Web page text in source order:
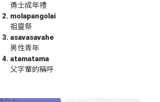
勇士成年禮
molapangolai
祖靈祭
asavasavahe
男性青年
atamatama
父字輩的稱呼